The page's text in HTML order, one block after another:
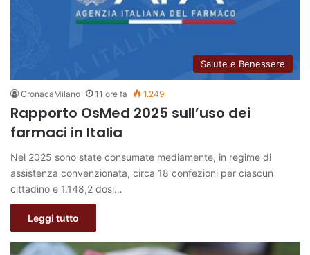
Salute e Benessere
CronacaMilano 11 ore fa 1.249
Rapporto OsMed 2025 sull’uso dei
farmaci in Italia
Nel 2025 sono state consumate mediamente, in regime di
assistenza convenzionata, circa 18 confezioni per ciascun
cittadino e 1.148,2 dosi…
Leggi tutto